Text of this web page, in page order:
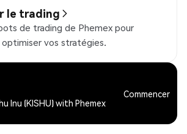
le trading
de trading de Phemex pour
vos stratégies.
Inu (KISHU) with Phemex
Commencer